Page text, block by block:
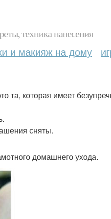
техника нанесения
и макияж на дому
та, которая имеет
сняты.
домашнего ухода.